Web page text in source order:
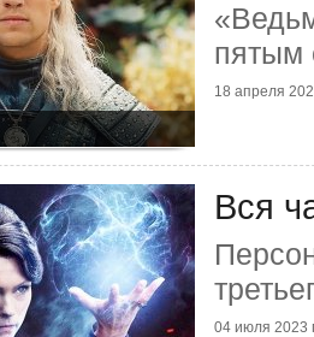
пятым
18 апреля
Вся
04 июля 2023